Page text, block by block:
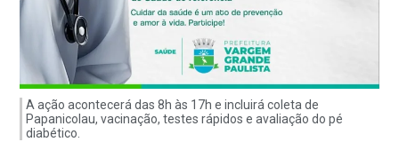
A ação acontecerá das 8h às 17h e incluirá coleta de
Papanicolau, vacinação, testes rápidos e avaliação do pé
diabético.